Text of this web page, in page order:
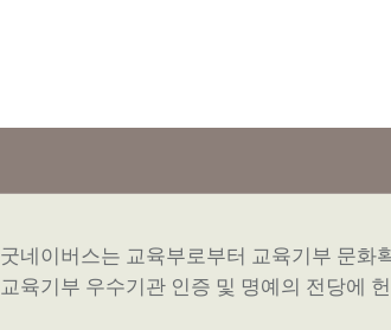
굿네이버스는 교육부로부터 교육기부 문화
교육기부 우수기관 인증 및 명예의 전당에